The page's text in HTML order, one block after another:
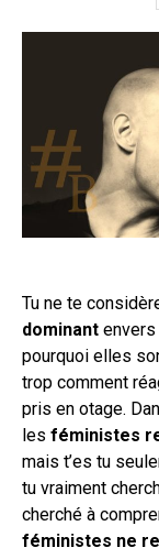
Tu ne te
dominant
pourquoi elles
trop comment
pris en otage.
les féministes
mais t’es tu
tu vraiment
cherché à
féministes ne